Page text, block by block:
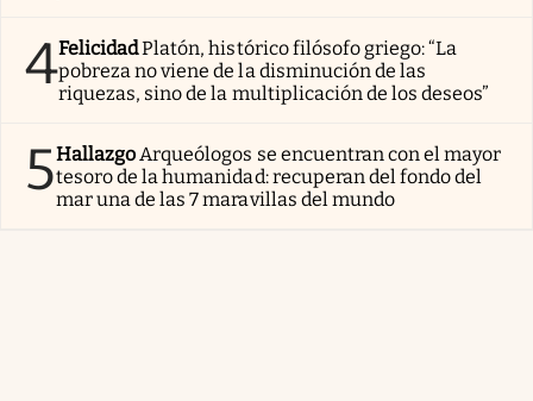
4FelicidadPlatón, histórico filósofo griego: “La
pobreza no viene de la disminución de las
riquezas, sino de la multiplicación de los deseos”
5Hallazgo Arqueólogos se encuentran con el mayor
tesoro de la humanidad: recuperan del fondo del
mar una de las 7 maravillas del mundo